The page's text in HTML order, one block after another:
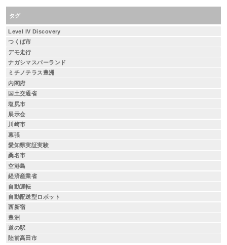
タグ
Level IV Discovery
つくば市
デモ走行
ナガシマスパーランド
ミチノテラス豊洲
内閣府
国土交通省
塩尻市
展示会
川崎市
幕張
愛知県実証実験
桑名市
空港島
経済産業省
自動運転
自動配送型ロボット
西新宿
豊洲
道の駅
陸前高田市